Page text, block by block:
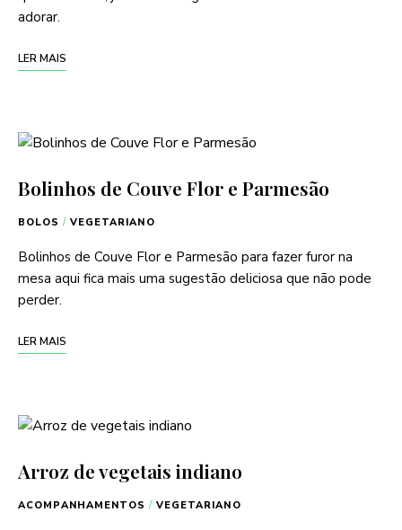
adorar.
LER MAIS
Bolinhos de Couve Flor e Parmesão
BOLOS / VEGETARIANO
Bolinhos de Couve Flor e Parmesão para fazer furor na
mesa aqui fica mais uma sugestão deliciosa que não pode
perder.
LER MAIS
Arroz de vegetais indiano
ACOMPANHAMENTOS / VEGETARIANO